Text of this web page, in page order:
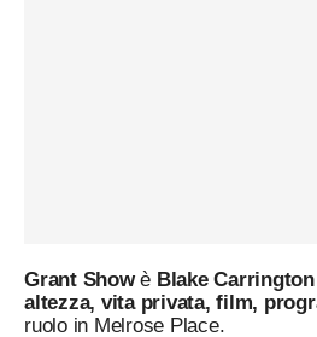
Grant Showè Blake Carrington
altezza, vita privata, film,
ruolo in Melrose Place.